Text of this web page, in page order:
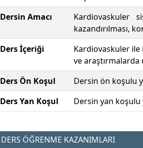
Dersin Amacı
Kardiovaskuler
kazandırılması,
Ders İçeriği
Kardiovaskuler ile
ve araştırmalarda
Ders Ön Koşul
Dersin ön koşulu
Ders Yan Koşul
Dersin yan koşulu
DERS ÖĞRENME KAZANIMLARI